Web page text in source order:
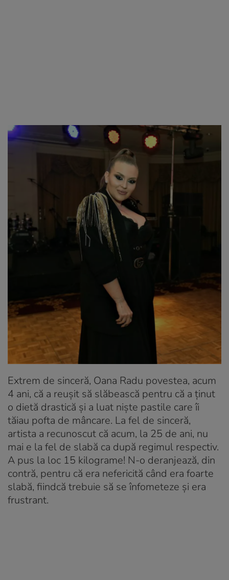
Extrem de sinceră, Oana Radu povestea, acum
4 ani, că a reușit să slăbească pentru că a ținut
o dietă drastică și a luat niște pastile care îi
tăiau pofta de mâncare. La fel de sinceră,
artista a recunoscut că acum, la 25 de ani, nu
mai e la fel de slabă ca după regimul respectiv.
A pus la loc 15 kilograme! N-o deranjează, din
contră, pentru că era nefericită când era foarte
slabă, fiindcă trebuie să se înfometeze și era
frustrant.